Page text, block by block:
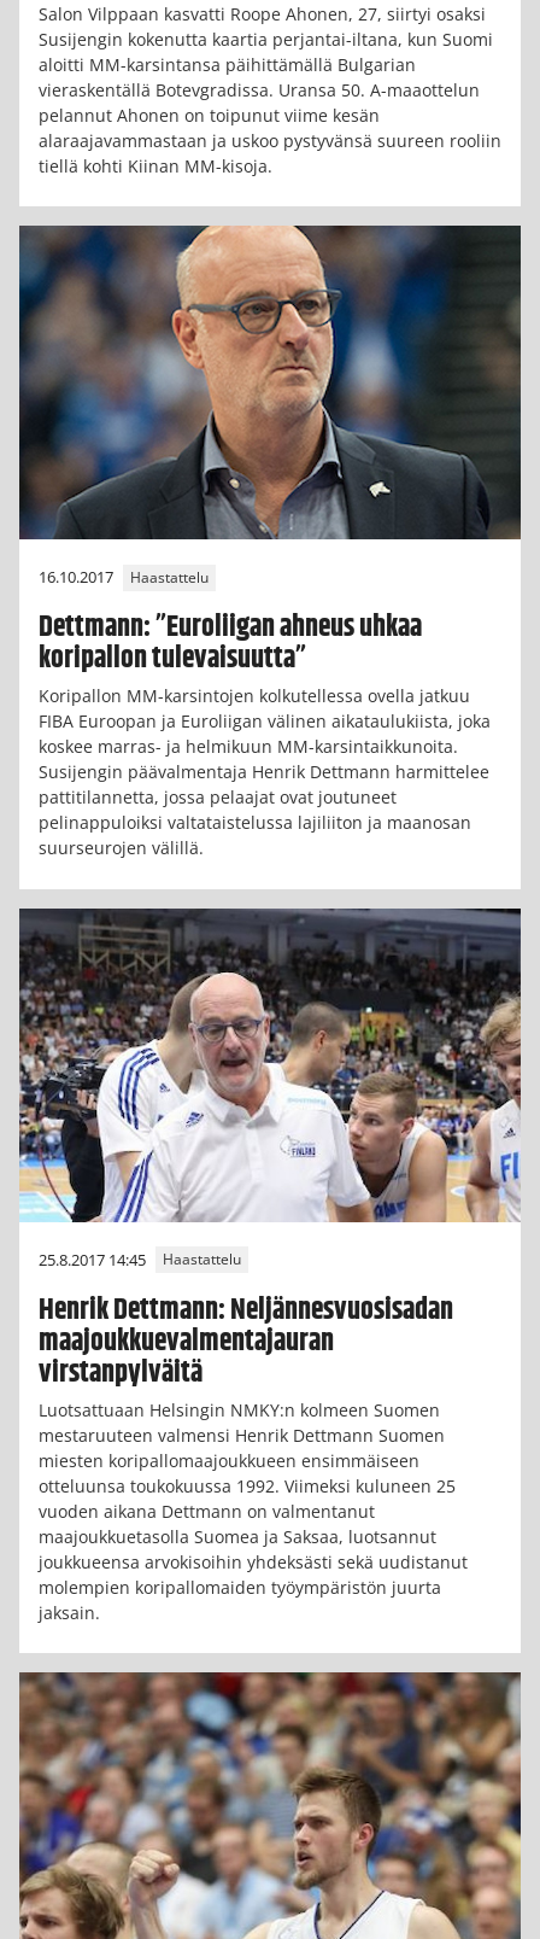
Salon Vilppaan kasvatti Roope Ahonen, 27, siirtyi osaksi
Susijengin kokenutta kaartia perjantai-iltana, kun Suomi
aloitti MM-karsintansa päihittämällä Bulgarian
vieraskentällä Botevgradissa. Uransa 50. A-maaottelun
pelannut Ahonen on toipunut viime kesän
alaraajavammastaan ja uskoo pystyvänsä suureen rooliin
tiellä kohti Kiinan MM-kisoja.
16.10.2017 Haastattelu
Dettmann: ”Euroliigan ahneus uhkaa
koripallon tulevaisuutta”
Koripallon MM-karsintojen kolkutellessa ovella jatkuu
FIBA Euroopan ja Euroliigan välinen aikataulukiista, joka
koskee marras- ja helmikuun MM-karsintaikkunoita.
Susijengin päävalmentaja Henrik Dettmann harmittelee
pattitilannetta, jossa pelaajat ovat joutuneet
pelinappuloiksi valtataistelussa lajiliiton ja maanosan
suurseurojen välillä.
25.8.2017 14:45 Haastattelu
Henrik Dettmann: Neljännesvuosisadan
maajoukkuevalmentajauran
virstanpylväitä
Luotsattuaan Helsingin NMKY:n kolmeen Suomen
mestaruuteen valmensi Henrik Dettmann Suomen
miesten koripallomaajoukkueen ensimmäiseen
otteluunsa toukokuussa 1992. Viimeksi kuluneen 25
vuoden aikana Dettmann on valmentanut
maajoukkuetasolla Suomea ja Saksaa, luotsannut
joukkueensa arvokisoihin yhdeksästi sekä uudistanut
molempien koripallomaiden työympäristön juurta
jaksain.